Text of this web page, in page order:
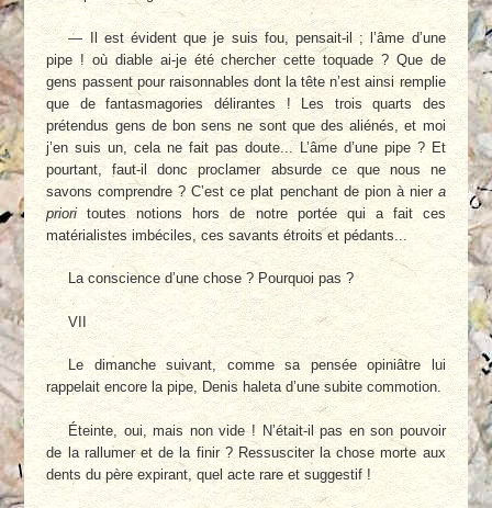
— Il est évident que je suis fou, pensait-il ; l’âme d’une
pipe ! où diable ai-je été chercher cette toquade ? Que de
gens passent pour raisonnables dont la tête n’est ainsi remplie
que de fantasmagories délirantes ! Les trois quarts des
prétendus gens de bon sens ne sont que des aliénés, et moi
j’en suis un, cela ne fait pas doute... L’âme d’une pipe ? Et
pourtant, faut-il donc proclamer absurde ce que nous ne
savons comprendre ? C’est ce plat penchant de pion à nier a
prioritoutes notions hors de notre portée qui a fait ces
matérialistes imbéciles, ces savants étroits et pédants...
La conscience d’une chose ? Pourquoi pas ?
VII
Le dimanche suivant, comme sa pensée opiniâtre lui
rappelait encore la pipe, Denis haleta d’une subite commotion.
Éteinte, oui, mais non vide ! N’était-il pas en son pouvoir
de la rallumer et de la finir ? Ressusciter la chose morte aux
dents du père expirant, quel acte rare et suggestif !